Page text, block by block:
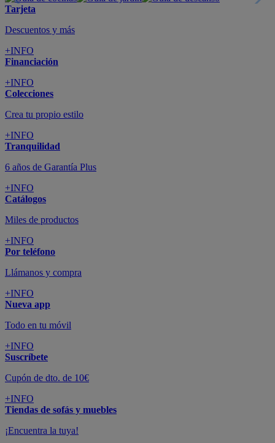
Tarjeta
Descuentos y más
+INFO
Financiación
+INFO
Colecciones
Crea tu propio estilo
+INFO
Tranquilidad
6 años de Garantía Plus
+INFO
Catálogos
Miles de productos
+INFO
Por teléfono
Llámanos y compra
+INFO
Nueva app
Todo en tu móvil
+INFO
Suscríbete
Cupón de dto. de 10€
+INFO
Tiendas de sofás y muebles
¡Encuentra la tuya!